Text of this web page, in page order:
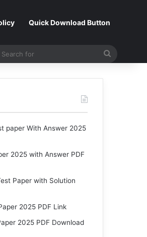
Quick Download Button
paper With Answer 2025
2025 with Answer PDF
Paper with Solution
2025 PDF Link
2025 PDF Download